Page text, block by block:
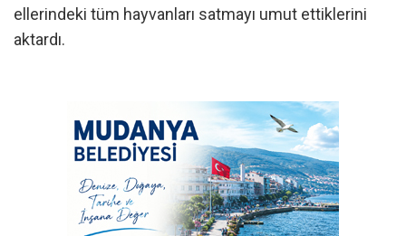
ellerindeki tüm hayvanları satmayı umut ettiklerini
aktardı.